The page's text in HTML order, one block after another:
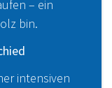
– ein
bin.
intensiven